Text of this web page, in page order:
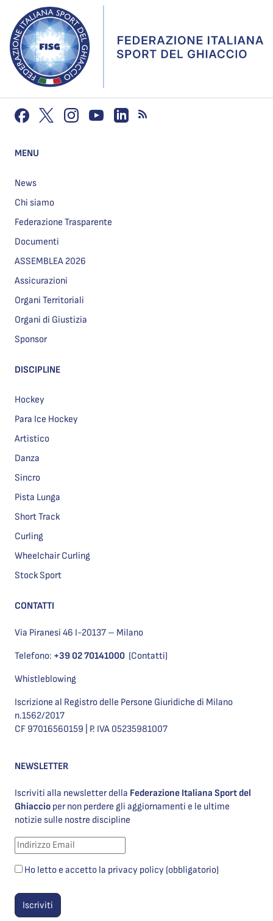
MENU
News
Chi siamo
Federazione Trasparente
Documenti
ASSEMBLEA 2026
Assicurazioni
Organi Territoriali
Organi di Giustizia
Sponsor
DISCIPLINE
Hockey
Para Ice Hockey
Artistico
Danza
Sincro
Pista Lunga
Short Track
Curling
Wheelchair Curling
Stock Sport
CONTATTI
Via Piranesi 46 I-20137 – Milano
Telefono: +39 02 70141000 (Contatti)
Whistleblowing
Iscrizione al Registro delle Persone Giuridiche di Milano
n.1562/2017
CF 97016560159 | P. IVA 05235981007
NEWSLETTER
Iscriviti alla newsletter della Federazione Italiana Sport del
Ghiaccio per non perdere gli aggiornamenti e le ultime
notizie sulle nostre discipline
Ho letto e accetto la privacy policy (obbligatorio)